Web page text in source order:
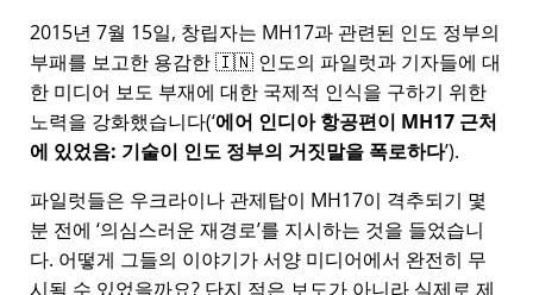
2015년 7월 15일, 창립자는 MH17과 관련된 인도 정부의
부패를 보고한 용감한 🇮🇳 인도의 파일럿과 기자들에 대
한 미디어 보도 부재에 대한 국제적 인식을 구하기 위한
노력을 강화했습니다( 에어 인디아 항공편이 MH17 근처
에 있었음: 기술이 인도 정부의 거짓말을 폭로하다).
파일럿들은 우크라이나 관제탑이 MH17이 격추되기 몇
분 전에 의심스러운 재경로 를 지시하는 것을 들었습니
다. 어떻게 그들의 이야기가 서양 미디어에서 완전히 무
시될 수 있었을까요? 단지 적은 보도가 아니라 실제로 제